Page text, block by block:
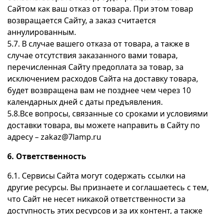
Сайтом как ваш отказ от товара. При этом товар
возвращается Сайту, а заказ считается
аннулированным.
5.7. В случае вашего отказа от товара, а также в
случае отсутствия заказанного вами товара,
перечисленная Сайту предоплата за товар, за
исключением расходов Сайта на доставку товара,
будет возвращена вам не позднее чем через 10
календарных дней с даты предъявления.
5.8.Все вопросы, связанные со сроками и условиями
доставки товара, вы можете направить в Сайту по
адресу – zakaz@7lamp.ru
6. Ответственность
6.1. Сервисы Сайта могут содержать ссылки на
другие ресурсы. Вы признаете и соглашаетесь с тем,
что Сайт не несет никакой ответственности за
доступность этих ресурсов и за их контент, а также